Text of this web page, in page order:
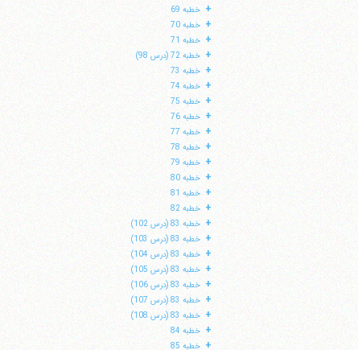
+ خطبه 69
+ خطبه 70
+ خطبه 71
+ خطبه 72 (درس 98)
+ خطبه 73
+ خطبه 74
+ خطبه 75
+ خطبه 76
+ خطبه 77
+ خطبه 78
+ خطبه 79
+ خطبه 80
+ خطبه 81
+ خطبه 82
+ خطبه 83 (درس 102)
+ خطبه 83 (درس 103)
+ خطبه 83 (درس 104)
+ خطبه 83 (درس 105)
+ خطبه 83 (درس 106)
+ خطبه 83 (درس 107)
+ خطبه 83 (درس 108)
+ خطبه 84
+ خطبه 85